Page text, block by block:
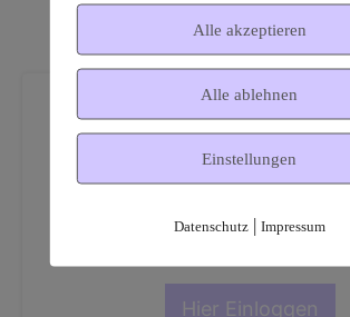
Dies ist ein geschützter
Mitgliederbereich!
Hier Einloggen
Alle akzeptieren
Alle ablehnen
Einstellungen
Datenschutz| Impressum